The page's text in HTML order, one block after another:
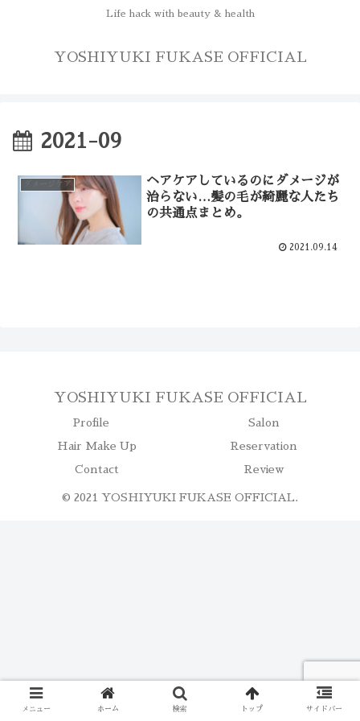
Life hack with beauty & health
YOSHIYUKI FUKASE OFFICIAL
2021-09
ダメージケア
ヘアケアしているのにダメージが
治らない…髪の毛が綺麗な人たち
の共通点まとめ。
2021.09.14
YOSHIYUKI FUKASE OFFICIAL
Profile Salon
Hair Make Up Reservation
Contact Review
© 2021 YOSHIYUKI FUKASE OFFICIAL.
メニュー ホーム 検索 トップ サイドバー